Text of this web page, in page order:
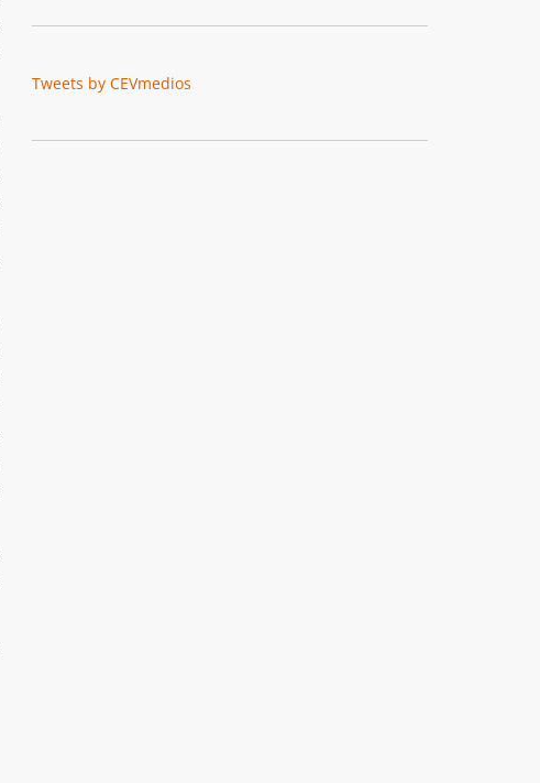
Tweets by CEVmedios